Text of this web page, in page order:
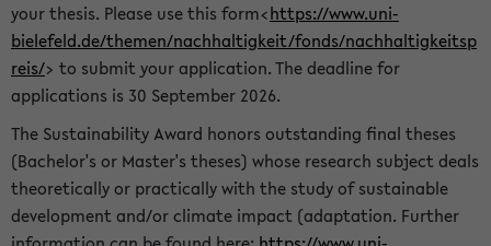
your thesis. Please use this form<https://www.uni-
bielefeld.de/themen/nachhaltigkeit/fonds/nachhaltigkeitsp
reis/> to submit your application. The deadline for
applications is 30 September 2026.
The Sustainability Award honors outstanding final theses
(Bachelor's or Master's theses) whose research subject deals
theoretically or practically with the study of sustainable
development and/or climate impact (adaptation. Further